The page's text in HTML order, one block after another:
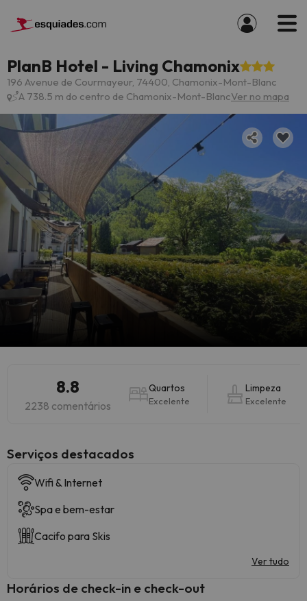
PlanB Hotel - Living Chamonix
196 Avenue de Courmayeur, 74400, Chamonix-Mont-Blanc
A 738.5 m do centro de Chamonix-Mont-BlancVer no mapa
8.8
2238 comentários
Quartos
Excelente
Limpeza
Excelente
Serviços destacados
Wifi & Internet
Spa e bem-estar
Cacifo para Skis
Ver tudo
Horários de check-in e check-out